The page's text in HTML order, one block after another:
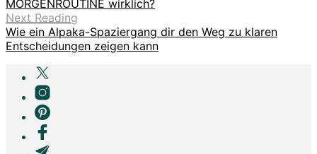
MORGENROUTINE wirklich?
Next Reading
Wie ein Alpaka-Spaziergang dir den Weg zu klaren
Entscheidungen zeigen kann